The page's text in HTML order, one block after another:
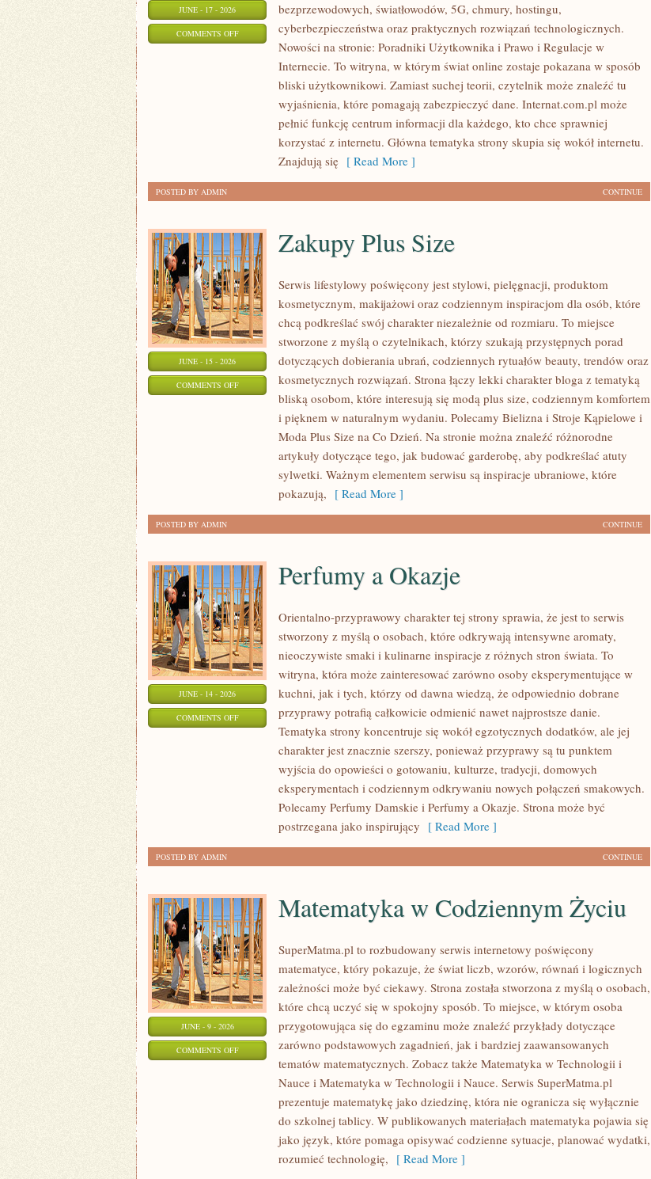
JUNE - 17 - 2026
COMMENTS OFFON
SATELITARNY
bezprzewodowych, światłowodów, 5G, chmury, hostingu,
cyberbezpieczeństwa oraz praktycznych rozwiązań technologicznych.
Nowości na stronie: Poradniki Użytkownika i Prawo i Regulacje w
Internecie. To witryna, w którym świat online zostaje pokazana w sposób
bliski użytkownikowi. Zamiast suchej teorii, czytelnik może znaleźć tu
wyjaśnienia, które pomagają zabezpieczyć dane. Internat.com.pl może
pełnić funkcję centrum informacji dla każdego, kto chce sprawniej
korzystać z internetu. Główna tematyka strony skupia się wokół internetu.
Znajdują się [ Read More ]
CONTINUE
POSTED BY ADMIN
JUNE - 15 - 2026
COMMENTS OFFON
Zakupy Plus Size
Serwis lifestylowy poświęcony jest stylowi, pielęgnacji, produktom
kosmetycznym, makijażowi oraz codziennym inspiracjom dla osób, które
chcą podkreślać swój charakter niezależnie od rozmiaru. To miejsce
stworzone z myślą o czytelnikach, którzy szukają przystępnych porad
dotyczących dobierania ubrań, codziennych rytuałów beauty, trendów oraz
kosmetycznych rozwiązań. Strona łączy lekki charakter bloga z tematyką
bliską osobom, które interesują się modą plus size, codziennym komfortem
i pięknem w naturalnym wydaniu. Polecamy Bielizna i Stroje Kąpielowe i
Moda Plus Size na Co Dzień. Na stronie można znaleźć różnorodne
artykuły dotyczące tego, jak budować garderobę, aby podkreślać atuty
sylwetki. Ważnym elementem serwisu są inspiracje ubraniowe, które
pokazują, [ Read More ]
CONTINUE
POSTED BY ADMIN
JUNE - 14 - 2026
COMMENTS OFFON
Perfumy a Okazje
Orientalno-przyprawowy charakter tej strony sprawia, że jest to serwis
stworzony z myślą o osobach, które odkrywają intensywne aromaty,
nieoczywiste smaki i kulinarne inspiracje z różnych stron świata. To
witryna, która może zainteresować zarówno osoby eksperymentujące w
kuchni, jak i tych, którzy od dawna wiedzą, że odpowiednio dobrane
przyprawy potrafią całkowicie odmienić nawet najprostsze danie.
Tematyka strony koncentruje się wokół egzotycznych dodatków, ale jej
charakter jest znacznie szerszy, ponieważ przyprawy są tu punktem
wyjścia do opowieści o gotowaniu, kulturze, tradycji, domowych
eksperymentach i codziennym odkrywaniu nowych połączeń smakowych.
Polecamy Perfumy Damskie i Perfumy a Okazje. Strona może być
postrzegana jako inspirujący [ Read More ]
CONTINUE
POSTED BY ADMIN
JUNE - 9 - 2026
COMMENTS OFFON
MATEMATYKA
CODZIENNYM
Matematyka w Codziennym Życiu
SuperMatma.pl to rozbudowany serwis internetowy poświęcony
matematyce, który pokazuje, że świat liczb, wzorów, równań i logicznych
zależności może być ciekawy. Strona została stworzona z myślą o osobach,
które chcą uczyć się w spokojny sposób. To miejsce, w którym osoba
przygotowująca się do egzaminu może znaleźć przykłady dotyczące
zarówno podstawowych zagadnień, jak i bardziej zaawansowanych
tematów matematycznych. Zobacz także Matematyka w Technologii i
Nauce i Matematyka w Technologii i Nauce. Serwis SuperMatma.pl
prezentuje matematykę jako dziedzinę, która nie ogranicza się wyłącznie
do szkolnej tablicy. W publikowanych materiałach matematyka pojawia się
jako język, które pomaga opisywać codzienne sytuacje, planować wydatki,
rozumieć technologię, [ Read More ]